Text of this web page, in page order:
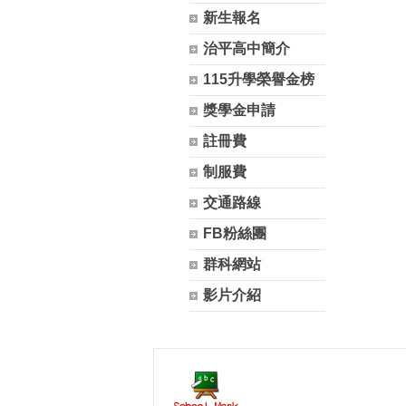
新生報名
治平高中簡介
115升學榮譽金榜
獎學金申請
註冊費
制服費
交通路線
FB粉絲團
群科網站
影片介紹